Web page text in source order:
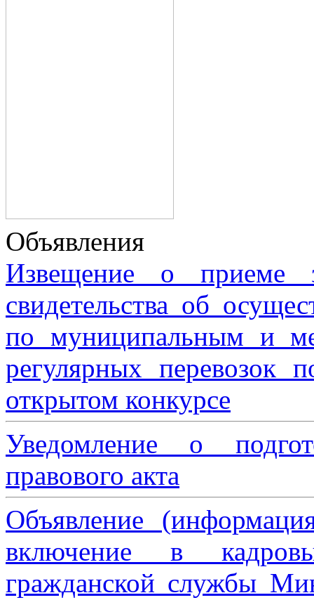
Объявления
Извещение о приеме
свидетельства об
по муниципальным и
регулярных перевозок
открытом конкурсе
Уведомление о
правового акта
Объявление
включение в
гражданской службы